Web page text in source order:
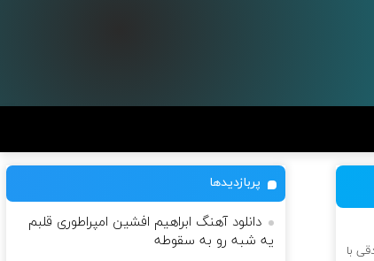
با
پربازدیدها
دانلود آهنگ ابراهیم افشین امپراطوری قلبم
یه شبه رو به سقوطه